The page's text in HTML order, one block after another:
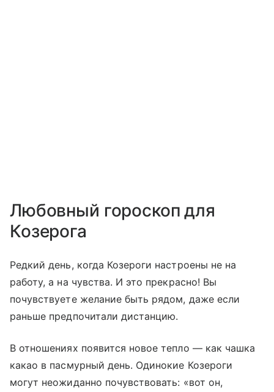
Любовный гороскоп для
Козерога
Редкий день, когда Козероги настроены не на
работу, а на чувства. И это прекрасно! Вы
почувствуете желание быть рядом, даже если
раньше предпочитали дистанцию.
В отношениях появится новое тепло — как чашка
какао в пасмурный день. Одинокие Козероги
могут неожиданно почувствовать: «вот он,